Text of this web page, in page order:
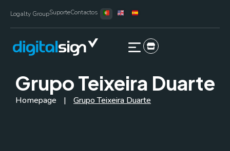
Logalty GroupSuporteContactos
Grupo Teixeira Duarte
Homepage | Grupo Teixeira Duarte